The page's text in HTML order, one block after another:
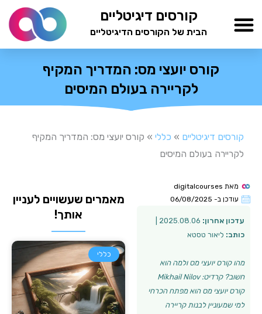
לתוכן
קורסים דיגיטליים
הבית של הקורסים הדיגיטליים
קורס יועצי מס: המדריך המקיף
לקריירה בעולם המיסים
קורסים דיגיטליים » כללי » קורס יועצי מס: המדריך המקיף
לקריירה בעולם המיסים
מאת
עודכן ב- 06/08/2025
עדכון אחרון:
כותב: ליאור טסטא
מהו קורס יועצי מס ולמה הוא
חשוב? קרדיט: Mikhail Nilov
קורס יועצי מס הוא מפתח הכרחי
למי שמעוניין לבנות קריירה
מאמרים שעשויים לעניין
אותך!
כללי